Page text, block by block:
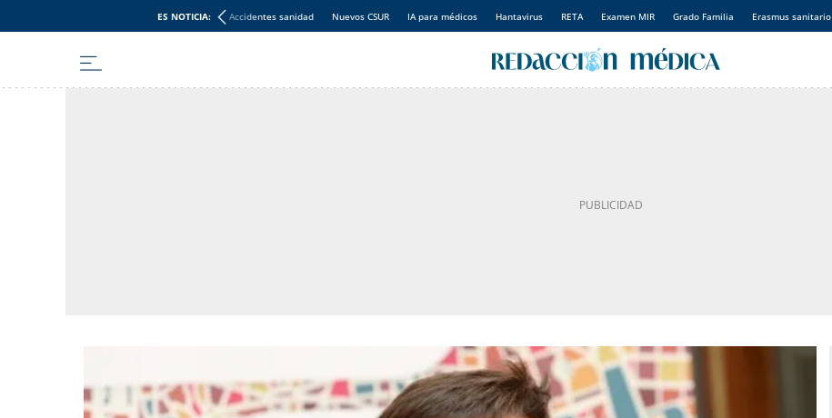
ES NOTICIA: Accidentes sanidad Nuevos CSUR IA para médicos Hantavirus RETA Examen MIR Grado Familia Erasmus sanitario